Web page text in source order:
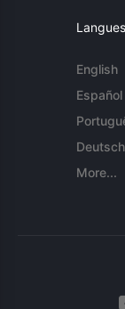
Langues
English
Español
Deutsch
More...